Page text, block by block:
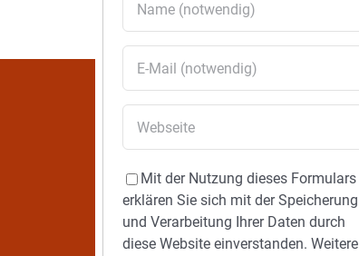
Mit der Nutzung dieses Formulars
erklären Sie sich mit der Speicherung
und Verarbeitung Ihrer Daten durch
diese Website einverstanden. Weitere